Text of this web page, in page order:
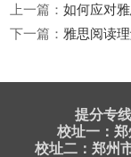
上一篇：如何应对
下一篇： 雅思阅读
提分专
校址一：郑
校址二：郑州